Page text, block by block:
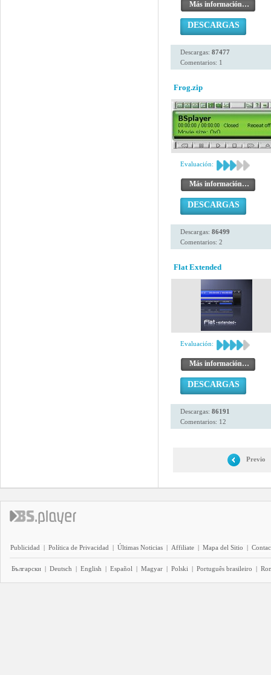
Más información…
DESCARGAS
Descargas: 87477
Comentarios: 1
Frog.zip
Evaluación:
Más información…
DESCARGAS
Descargas: 86499
Comentarios: 2
Flat Extended
Evaluación:
Más información…
DESCARGAS
Descargas: 86191
Comentarios: 12
Previo
Publicidad | Política de Privacidad | Últimas Noticias | Affiliate | Mapa del Sitio |
Български | Deutsch | English | Español | Magyar | Polski | Português brasileiro |